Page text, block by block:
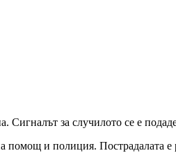
за случилото се е
и полиция. Пострадалата е